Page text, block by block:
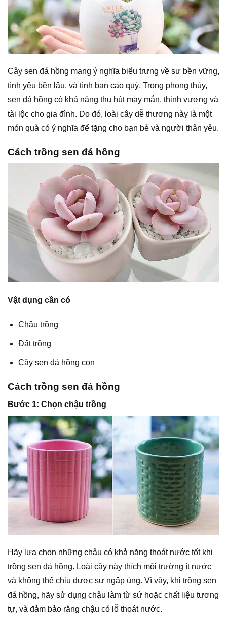
Cây sen đá hồng mang ý nghĩa biểu trưng về sự bền vững,
tình yêu bền lâu, và tình bạn cao quý. Trong phong thủy,
sen đá hồng có khả năng thu hút may mắn, thịnh vượng và
tài lộc cho gia đình. Do đó, loài cây dễ thương này là một
món quà có ý nghĩa để tặng cho bạn bè và người thân yêu.
Cách trồng sen đá hồng
Vật dụng cần có
Chậu trồng
Đất trồng
Cây sen đá hồng con
Cách trồng sen đá hồng
Bước 1: Chọn chậu trồng
Hãy lựa chọn những chậu có khả năng thoát nước tốt khi
trồng sen đá hồng. Loài cây này thích môi trường ít nước
và không thể chịu được sự ngập úng. Vì vậy, khi trồng sen
đá hồng, hãy sử dụng chậu làm từ sứ hoặc chất liệu tương
tự, và đảm bảo rằng chậu có lỗ thoát nước.